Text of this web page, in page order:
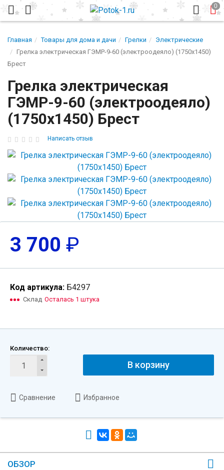
Главная Товары для дома и дачи Грелки
Электрические
Грелка электрическая ГЭМР-9-60 (электроодеяло) (1750х1450)
Брест
Грелка электрическая
ГЭМР-9-60 (электроодеяло)
(1750х1450) Брест
Написать отзыв
3 700 ₽
Код артикула: Б4297
Склад Осталась 1 штука
Количество:
В корзину
Сравнение Избранное
ОБЗОР